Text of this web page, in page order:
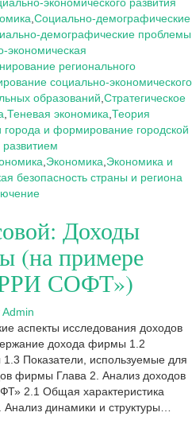
Социально-демографические
демографические проблемы
экономическая
регионального
социально-экономического
образований Стратегическое
Теневая экономика Теория
города и формирование городской
Экономика Экономика и
безопасность страны и региона
Доходы
(на примере
СОФТ»)
Admin
аспекты исследования доходов
дохода фирмы 1.2
Показатели, используемые для
фирмы Глава 2. Анализ доходов
2.1 Общая характеристика
динамики и структуры…